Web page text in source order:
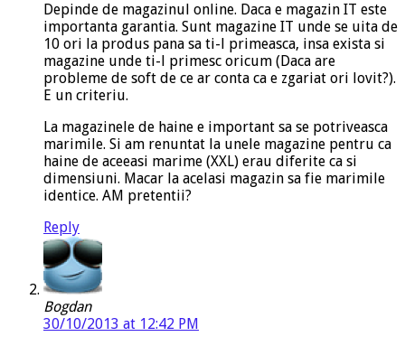
Depinde de magazinul online. Daca e magazin IT este
importanta garantia. Sunt magazine IT unde se uita de
10 ori la produs pana sa ti-l primeasca, insa exista si
magazine unde ti-l primesc oricum (Daca are
probleme de soft de ce ar conta ca e zgariat ori lovit?).
E un criteriu.
La magazinele de haine e important sa se potriveasca
marimile. Si am renuntat la unele magazine pentru ca
haine de aceeasi marime (XXL) erau diferite ca si
dimensiuni. Macar la acelasi magazin sa fie marimile
identice. AM pretentii?
Reply
Bogdan
30/10/2013 at 12:42 PM